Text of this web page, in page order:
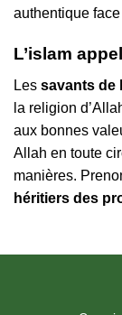
authentique
L’islam
Les savants de
la religion
aux bonnes
Allah en toute
manières.
héritiers des